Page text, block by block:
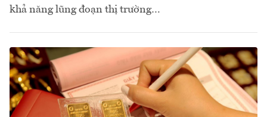
khả năng lũng đoạn thị trường…